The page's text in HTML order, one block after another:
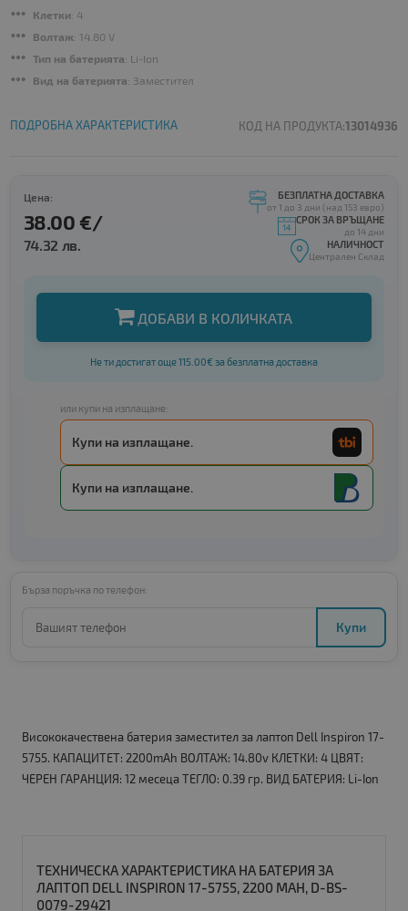
Клетки: 4
Волтаж: 14.80 V
Тип на батерията: Li-Ion
Вид на батерията: Заместител
ПОДРОБНА ХАРАКТЕРИСТИКА КОД НА ПРОДУКТА:13014936
Цена:
38.00 €/
74.32 лв.
БЕЗПЛАТНА ДОСТАВКА
от 1 до 3 дни (над 153 евро)
СРОК ЗА ВРЪЩАНЕ
до 14 дни
НАЛИЧНОСТ
Централен Склад
ДОБАВИ В КОЛИЧКАТА
Не ти достигат още 115.00€ за безплатна доставка
или купи на изплащане:
Купи на изплащане.
Купи на изплащане.
Бърза поръчка по телефон:
Купи
Висококачествена батерия заместител за лаптоп Dell Inspiron 17-
5755. КАПАЦИТЕТ: 2200mAh ВОЛТАЖ: 14.80v КЛЕТКИ: 4 ЦВЯТ:
ЧЕРЕН ГАРАНЦИЯ: 12 месеца ТЕГЛО: 0.39 гр. ВИД БАТЕРИЯ: Li-Ion
ТЕХНИЧЕСКА ХАРАКТЕРИСТИКА НА БАТЕРИЯ ЗА
ЛАПТОП DELL INSPIRON 17-5755, 2200 MAH, D-BS-
0079-29421